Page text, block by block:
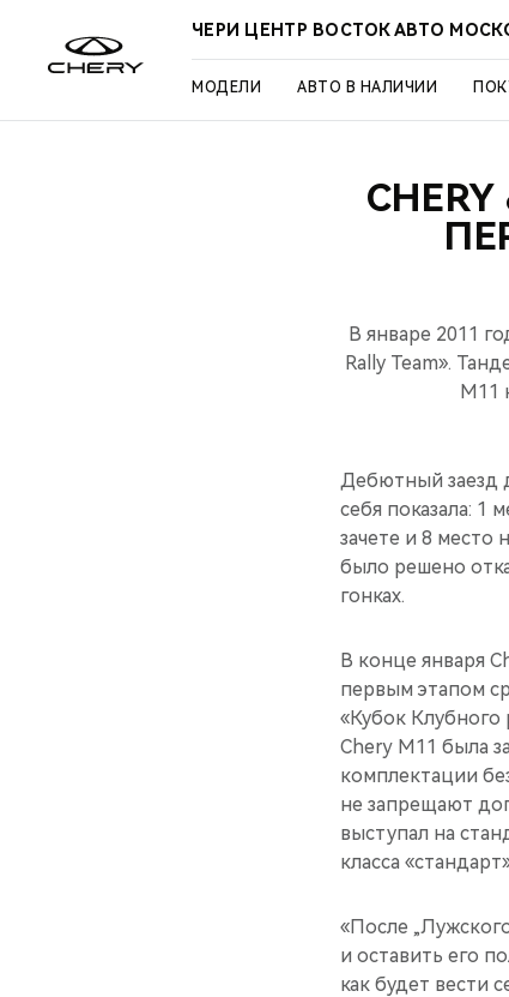
ЧЕРИ ЦЕНТР ВОСТОК АВТО
МОДЕЛИ АВТО В НАЛИЧИИ
В январе 2011
Rally Team».
M11
Дебютный заезд
себя показала: 1
зачете и 8 место
было решено
гонках.
В конце января
первым этапом
«Кубок Клубного
Chery М11 была
комплектации
не запрещают
выступал на
класса
«После
и оставить его
как будет вести